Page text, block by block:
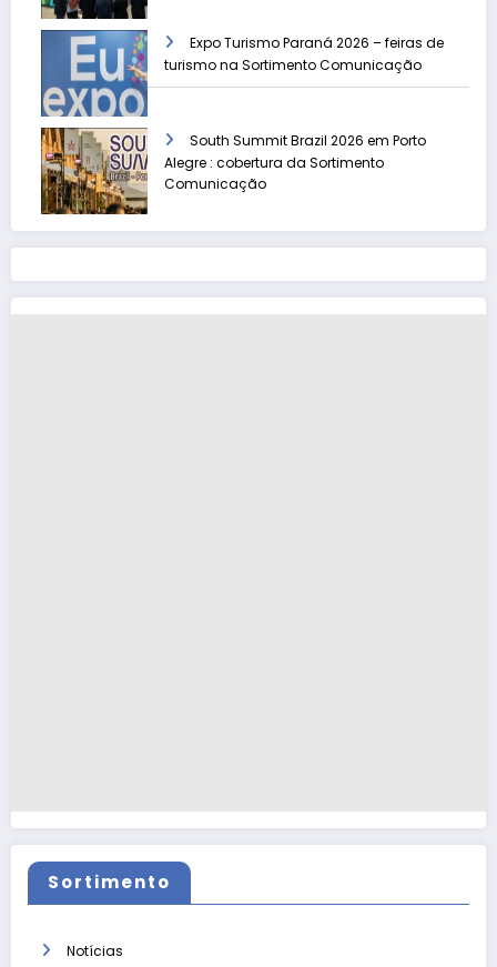
Expo Turismo Paraná 2026 – feiras de
turismo na Sortimento Comunicação
South Summit Brazil 2026 em Porto
Alegre : cobertura da Sortimento
Comunicação
Sortimento
Notícias